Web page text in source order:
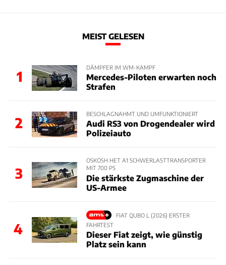
MEIST GELESEN
1
DÄMPFER IM WM-KAMPF
Mercedes-Piloten erwarten noch
Strafen
2
BESCHLAGNAHMT UND UMFUNKTIONIERT
Audi RS3 von Drogendealer wird
Polizeiauto
3
OSKOSH HET A1 SCHWERLASTTRANSPORTER
MIT 700 PS
Die stärkste Zugmaschine der
US-Armee
4
FIAT QUBO L (2026) ERSTER
FAHRTEST
Dieser Fiat zeigt, wie günstig
Platz sein kann